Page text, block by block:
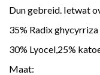
Dun gebreid. Ietwat
35% Radix
30% Lyocel,25%
Maat: